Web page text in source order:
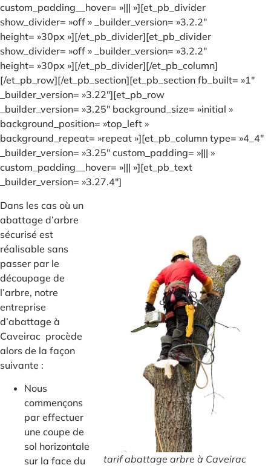
custom_padding__hover= »||| »][et_pb_divider
show_divider= »off » _builder_version= »3.2.2″
height= »30px »][/et_pb_divider][et_pb_divider
show_divider= »off » _builder_version= »3.2.2″
height= »30px »][/et_pb_divider][/et_pb_column]
[/et_pb_row][/et_pb_section][et_pb_section fb_built= »1″
_builder_version= »3.22″][et_pb_row
_builder_version= »3.25″ background_size= »initial »
background_position= »top_left »
background_repeat= »repeat »][et_pb_column type= »4_4″
_builder_version= »3.25″ custom_padding= »||| »
custom_padding__hover= »||| »][et_pb_text
_builder_version= »3.27.4″]
tarif abattage arbre à Caveirac
Dans les cas où un
abattage d’arbre
sécurisé est
réalisable sans
passer par le
découpage de
l’arbre, notre
entreprise
d’abattage à
Caveirac procède
alors de la façon
suivante :
Nous
commençons
par effectuer
une coupe de
sol horizontale
sur la face du